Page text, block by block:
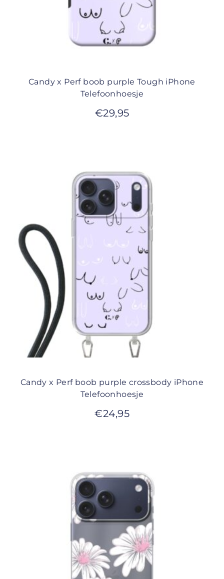
Candy x Perf boob purple Tough iPhone
Telefoonhoesje
€29,95
Candy x Perf boob purple crossbody iPhone
Telefoonhoesje
€24,95